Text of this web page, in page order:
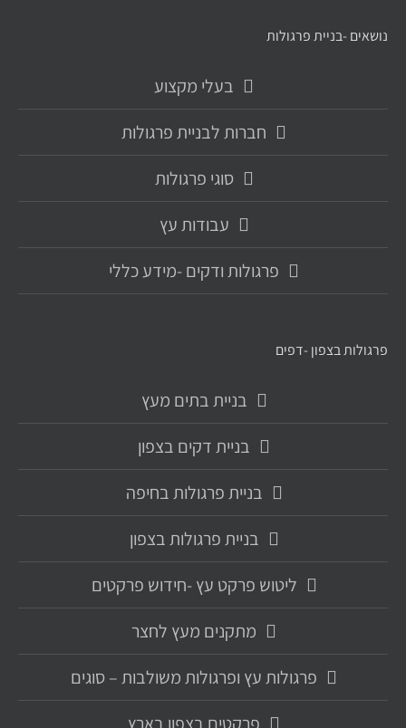
נושאים -בניית פרגולות
בעלי מקצוע
חברות לבניית פרגולות
סוגי פרגולות
עבודות עץ
פרגולות ודקים -מידע כללי
פרגולות בצפון -דפים
בניית בתים מעץ
בניית דקים בצפון
בניית פרגולות בחיפה
בניית פרגולות בצפון
ליטוש פרקט עץ -חידוש פרקטים
מתקנים מעץ לחצר
פרגולות עץ ופרגולות משולבות – סוגים